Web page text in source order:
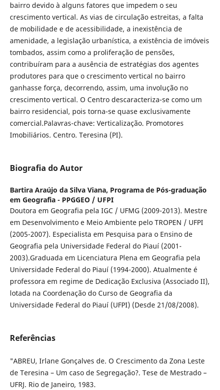
bairro devido à alguns fatores que impedem o seu
crescimento vertical. As vias de circulação estreitas, a falta
de mobilidade e de acessibilidade, a inexistência de
amenidade, a legislação urbanística, a existência de imóveis
tombados, assim como a proliferação de pensões,
contribuíram para a ausência de estratégias dos agentes
produtores para que o crescimento vertical no bairro
ganhasse força, decorrendo, assim, uma involução no
crescimento vertical. O Centro descaracteriza-se como um
bairro residencial, pois torna-se quase exclusivamente
comercial.Palavras-chave: Verticalização. Promotores
Imobiliários. Centro. Teresina (PI).
Biografia do Autor
Bartira Araújo da Silva Viana, Programa de Pós-graduação
em Geografia - PPGGEO / UFPI
Doutora em Geografia pela IGC / UFMG (2009-2013). Mestre
em Desenvolvimento e Meio Ambiente pelo TROPEN / UFPI
(2005-2007). Especialista em Pesquisa para o Ensino de
Geografia pela Universidade Federal do Piauí (2001-
2003).Graduada em Licenciatura Plena em Geografia pela
Universidade Federal do Piauí (1994-2000). Atualmente é
professora em regime de Dedicação Exclusiva (Associado II),
lotada na Coordenação do Curso de Geografia da
Universidade Federal do Piauí (UFPI) (Desde 21/08/2008).
Referências
"ABREU, Irlane Gonçalves de. O Crescimento da Zona Leste
de Teresina – Um caso de Segregação?. Tese de Mestrado –
UFRJ. Rio de Janeiro, 1983.